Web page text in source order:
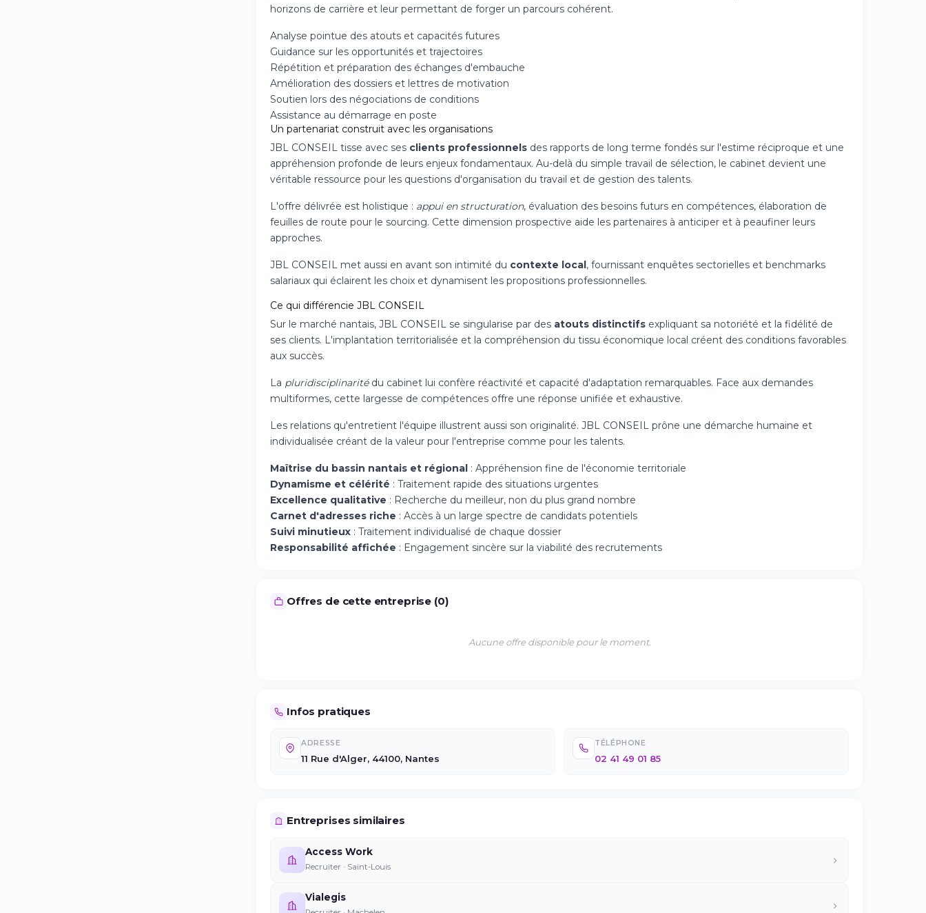
horizons de carrière et leur permettant de forger un parcours cohérent.
Analyse pointue des atouts et capacités futures
Guidance sur les opportunités et trajectoires
Répétition et préparation des échanges d'embauche
Amélioration des dossiers et lettres de motivation
Soutien lors des négociations de conditions
Assistance au démarrage en poste
Un partenariat construit avec les organisations
JBL CONSEIL tisse avec ses clients professionnels des rapports de long terme fondés sur l'estime réciproque et une
appréhension profonde de leurs enjeux fondamentaux. Au-delà du simple travail de sélection, le cabinet devient une
véritable ressource pour les questions d'organisation du travail et de gestion des talents.
L'offre délivrée est holistique : appui en structuration, évaluation des besoins futurs en compétences, élaboration de
feuilles de route pour le sourcing. Cette dimension prospective aide les partenaires à anticiper et à peaufiner leurs
approches.
JBL CONSEIL met aussi en avant son intimité du contexte local, fournissant enquêtes sectorielles et benchmarks
salariaux qui éclairent les choix et dynamisent les propositions professionnelles.
Ce qui différencie JBL CONSEIL
Sur le marché nantais, JBL CONSEIL se singularise par des atouts distinctifs expliquant sa notoriété et la fidélité de
ses clients. L'implantation territorialisée et la compréhension du tissu économique local créent des conditions favorables
aux succès.
La pluridisciplinaritédu cabinet lui confère réactivité et capacité d'adaptation remarquables. Face aux demandes
multiformes, cette largesse de compétences offre une réponse unifiée et exhaustive.
Les relations qu'entretient l'équipe illustrent aussi son originalité. JBL CONSEIL prône une démarche humaine et
individualisée créant de la valeur pour l'entreprise comme pour les talents.
Maîtrise du bassin nantais et régional : Appréhension fine de l'économie territoriale
Dynamisme et célérité : Traitement rapide des situations urgentes
Excellence qualitative : Recherche du meilleur, non du plus grand nombre
Carnet d'adresses riche : Accès à un large spectre de candidats potentiels
Suivi minutieux : Traitement individualisé de chaque dossier
Responsabilité affichée : Engagement sincère sur la viabilité des recrutements
Offres de cette entreprise (0)
Aucune offre disponible pour le moment.
Infos pratiques
ADRESSE
11 Rue d'Alger, 44100, Nantes
TÉLÉPHONE
02 41 49 01 85
Entreprises similaires
Access Work
Recruiter · Saint-Louis
Vialegis